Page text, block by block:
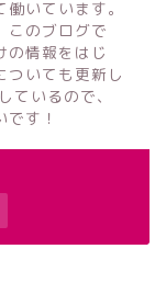
いています。
このブログで
の情報をはじ
ついても更新し
ているので、
す！